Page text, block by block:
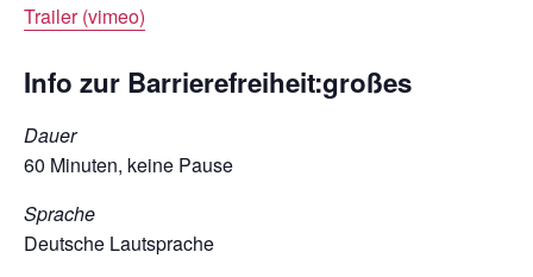
Trailer (vimeo)
Info zur Barrierefreiheit:großes
Dauer
60 Minuten, keine Pause
Sprache
Deutsche Lautsprache